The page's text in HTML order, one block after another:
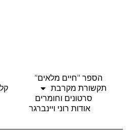
הספר "חיים מלאים"
תקשורת מקרבת
סרטונים וחומרים
אודות רוני ויינברגר